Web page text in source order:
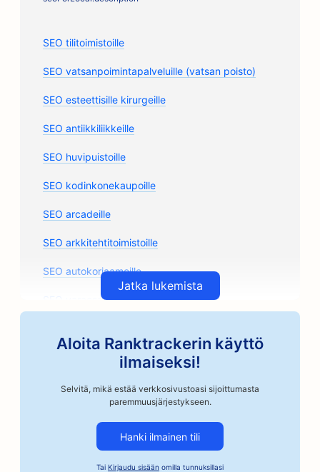
SEO tilitoimistoille
SEO vatsanpoimintapalveluille (vatsan poisto)
SEO esteettisille kirurgeille
SEO antiikkiliikkeille
SEO huvipuistoille
SEO kodinkonekaupoille
SEO arcadeille
SEO arkkitehtitoimistoille
SEO autokorjaamoille
SEO varaosamyymälöille
SEO autokorjaamoille
SEO artesaanikahvipaahtimoille
SEO autoteollisuuden yrityksille
Jatka lukemista
Aloita Ranktrackerin käyttö
ilmaiseksi!
Selvitä, mikä estää verkkosivustoasi sijoittumasta
paremmuusjärjestykseen.
Hanki ilmainen tili
Tai Kirjaudu sisään omilla tunnuksillasi